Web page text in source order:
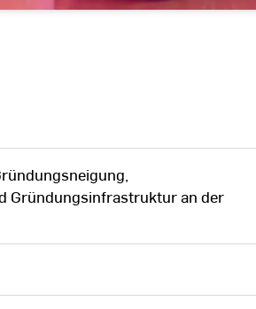
Gründungsinfrastruktur an der